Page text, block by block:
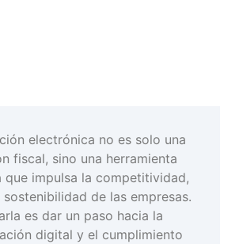
electrónica no es solo una
fiscal, sino una herramienta
que impulsa la competitividad,
de las empresas.
es dar un paso hacia la
digital y el cumplimiento